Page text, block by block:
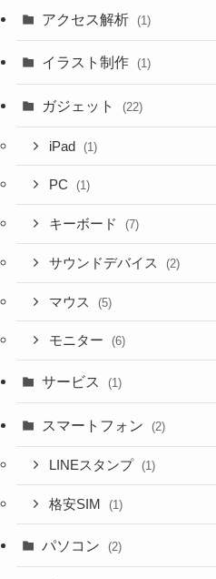
アクセス解析 (1)
イラスト制作 (1)
ガジェット (22)
iPad (1)
PC (1)
キーボード (7)
サウンドデバイス (2)
マウス (5)
モニター (6)
サービス (1)
スマートフォン (2)
LINEスタンプ (1)
格安SIM (1)
パソコン (2)